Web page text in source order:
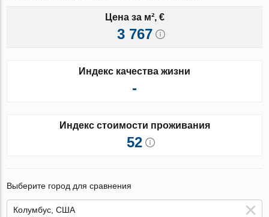
Цена за м², €
3 767
Индекс качества жизни
-
Индекс стоимости проживания
52
Выберите город для сравнения